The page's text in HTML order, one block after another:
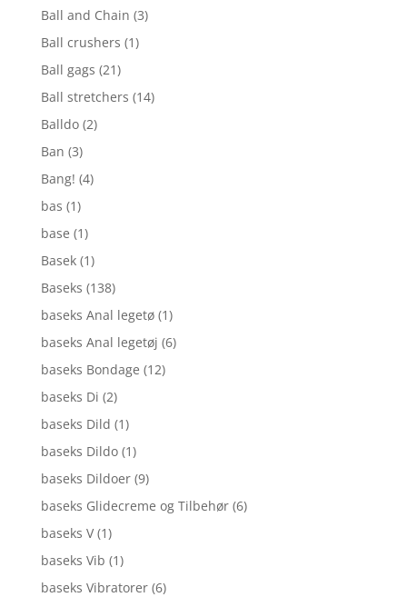
Ball and Chain (3)
Ball crushers (1)
Ball gags (21)
Ball stretchers (14)
Balldo (2)
Ban (3)
Bang! (4)
bas (1)
base (1)
Basek (1)
Baseks (138)
baseks Anal legetø (1)
baseks Anal legetøj (6)
baseks Bondage (12)
baseks Di (2)
baseks Dild (1)
baseks Dildo (1)
baseks Dildoer (9)
baseks Glidecreme og Tilbehør (6)
baseks V (1)
baseks Vib (1)
baseks Vibratorer (6)